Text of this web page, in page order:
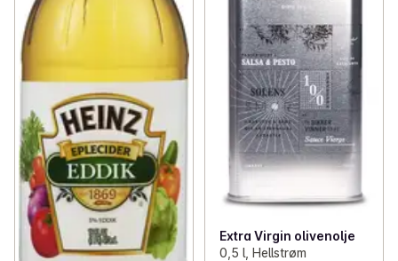
Extra Virgin olivenolje
0,5 l, Hellstrøm